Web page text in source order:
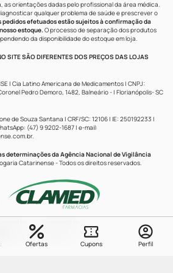
Ofertas Cupons Perfil
as orientações dadas pelo profissional da área médica.
qualquer problema de saúde e prescrever o
pedidos efetuados estão sujeitos à confirmação da
estoque.O processo de separação dos produtos
da disponibilidade do estoque em loja.
SITE SÃO DIFERENTES DOS PREÇOS DAS LOJAS
| Cia Latino Americana de Medicamentos | CNPJ:
Pedro Demoro, 1482, Balneário - | Florianópolis- SC
de Souza Santana | CRF/SC: 12106 | IE: 250192233 |
(47) 9 9202-1687 | e-mail:
.
determinações da Agência Nacional de Vigilância
Catarinense - Todos os direitos reservados.